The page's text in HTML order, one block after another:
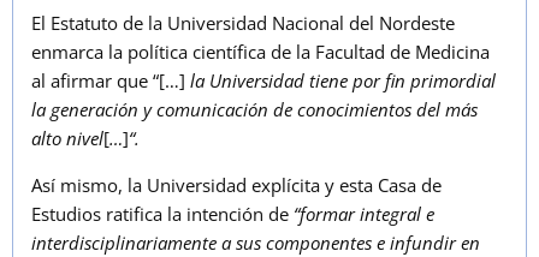
El Estatuto de la Universidad Nacional del Nordeste
enmarca la política científica de la Facultad de Medicina
al afirmar que “[…] la Universidad tiene por fin primordial
la generación y comunicación de conocimientos del más
alto nivel[…]“.
Así mismo, la Universidad explícita y esta Casa de
Estudios ratifica la intención de “formar integral e
interdisciplinariamente a sus componentes e infundir en